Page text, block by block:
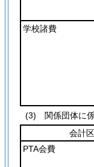
学校諸費
(3)
関係団体に
会計
PTA会費